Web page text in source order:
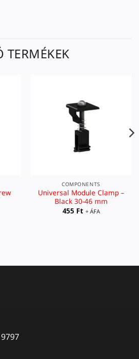
TERMÉKEK
COMPONENTS
Universal Module Clamp –
Black 30-46 mm
455 Ft + ÁFA